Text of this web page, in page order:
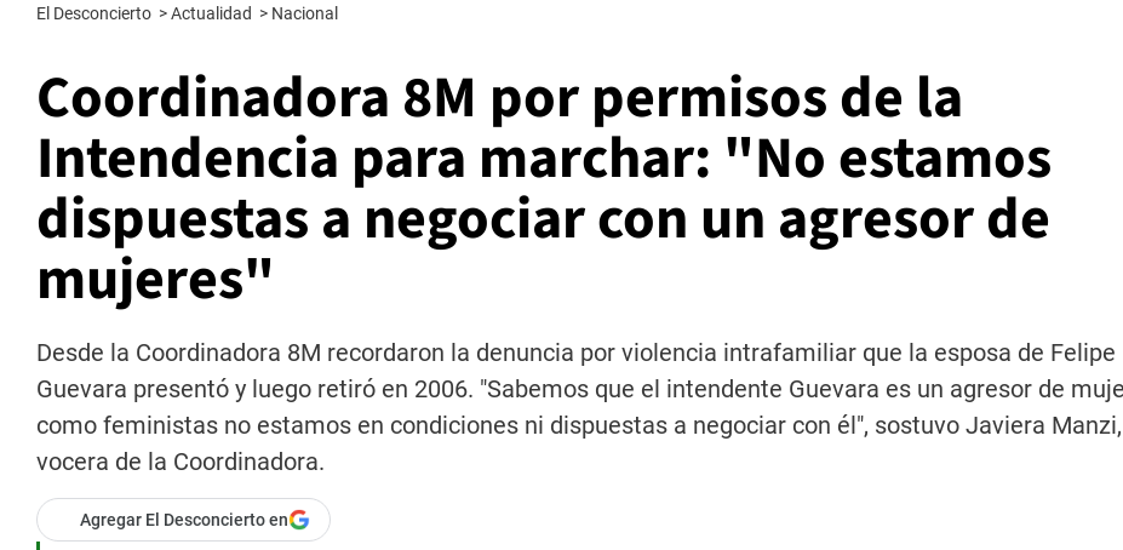
El Desconcierto >Actualidad > Nacional
Coordinadora 8M por permisos de la
Intendencia para marchar: "No estamos
dispuestas a negociar con un agresor de
mujeres"
Desde la Coordinadora 8M recordaron la denuncia por violencia intrafamiliar que la esposa de Felipe
Guevara presentó y luego retiró en 2006. "Sabemos que el intendente Guevara es un agresor de
como feministas no estamos en condiciones ni dispuestas a negociar con él", sostuvo Javiera Manzi,
vocera de la Coordinadora.
Agregar El Desconcierto en